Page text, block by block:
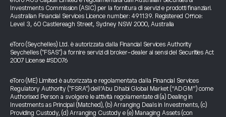
Investments Commission (ASIC) per la fornitura di servizi e prodotti finanziari.
Australian Financial Services Licence number: 491139. Registered Office:
Level 3, 60 Castlereagh Street, Sydney NSW 2000, Australia
eToro (Seychelles) Ltd. è autorizzata dalla Financial Services Authority
Seychelles ("FSAS") a fornire servizi di broker-dealer ai sensi del Securities Act
2007 License #SD076
eToro (ME) Limited è autorizzata e regolamentata dalla Financial Services
Regulatory Authority ("FSRA") dell’Abu Dhabi Global Market (“ADGM”) come
Authorised Person a svolgere le attività regolamentate di (a) Dealing in
Investments as Principal (Matched), (b) Arranging Deals in Investments, (c)
Providing Custody, (d) Arranging Custody e (e) Managing Assets (con